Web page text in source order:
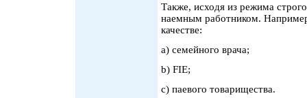
Также, исходя из режима
наемным работником.
качестве:
a) семейного врача;
b) FIE;
c) паевого товарищества.